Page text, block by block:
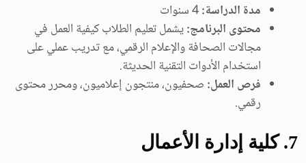
مدة الدراسة:
محتوى البرنامج:يشمل تعليم الطلاب كيفية العمل في
مجالات الصحافة والإعلام الرقمي، مع تدريب عملي على
استخدام الأدوات التقنية الحديثة.
فرص العمل: صحفيون، منتجون إعلاميون، ومحرر محتوى
رقمي.
7. كلية إدارة الأعمال